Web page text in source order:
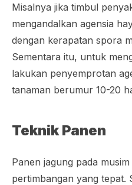
Misalnya jika timbul
mengandalkan agensia
dengan kerapatan spora
Sementara itu, untuk
lakukan penyemprotan
tanaman berumur 10-20
Teknik Panen
Panen jagung pada
pertimbangan yang tepat.